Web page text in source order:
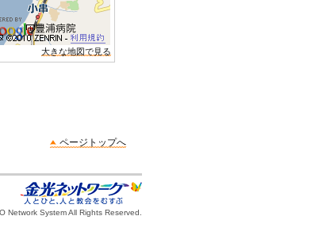
大きな地図で見る
ページトップへ
Network System All Rights Reserved.